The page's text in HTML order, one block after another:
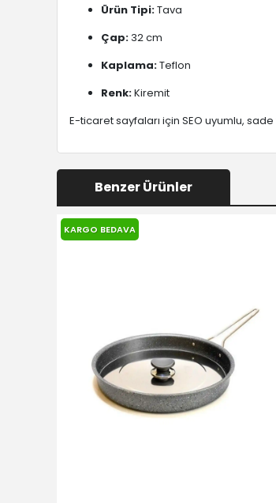
Ürün Tipi:Tava
Çap:32 cm
Kaplama:Teflon
Renk:Kiremit
E-ticaret sayfaları için SEO uyumlu, sade
Benzer Ürünler
KARGO BEDAVA